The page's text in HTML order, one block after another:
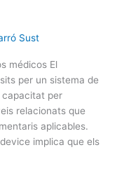
Sust
médicos El
per un sistema de
capacitat per
relacionats que
aplicables.
implica que els